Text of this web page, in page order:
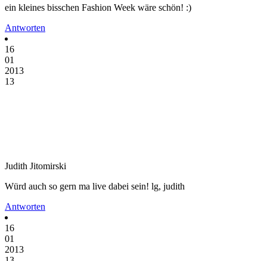
ein kleines bisschen Fashion Week wäre schön! :)
Antworten
16
01
2013
13
Judith Jitomirski
Würd auch so gern ma live dabei sein! lg, judith
Antworten
16
01
2013